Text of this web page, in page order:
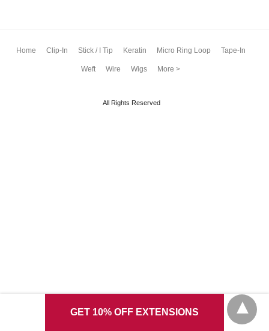
Home Clip-In Stick / I Tip Keratin Micro Ring Loop Tape-In
Weft Wire Wigs More >
All Rights Reserved
GET 10% OFF EXTENSIONS